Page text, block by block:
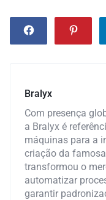
Bralyx
Com presença
a Bralyx é
máquinas para a
criação da
transformou o
automatizar
garantir